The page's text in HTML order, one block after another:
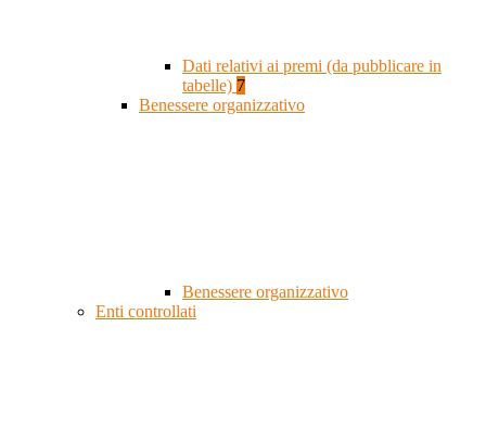
Dati relativi ai premi (da pubblicare in
tabelle) 7
Benessere organizzativo
Benessere organizzativo
Enti controllati